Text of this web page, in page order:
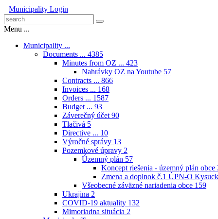
Municipality Login
Menu ...
Municipality ...
Documents ... 4385
Minutes from OZ ... 423
Nahrávky OZ na Youtube 57
Contracts ... 866
Invoices ... 168
Orders ... 1587
Budget ... 93
Záverečný účet 90
Tlačivá 5
Directive ... 10
Výročné správy 13
Pozemkové úpravy 2
Územný plán 57
Koncept riešenia - územný plán obce
Zmena a doplnok č.1 ÚPN-O
Všeobecné záväzné nariadenia obce 159
Ukrajina 2
COVID-19 aktuality 132
Mimoriadna situácia 2